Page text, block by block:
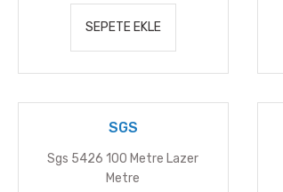
SEPETE EKLE
SGS
Sgs 5426 100 Metre Lazer
Metre